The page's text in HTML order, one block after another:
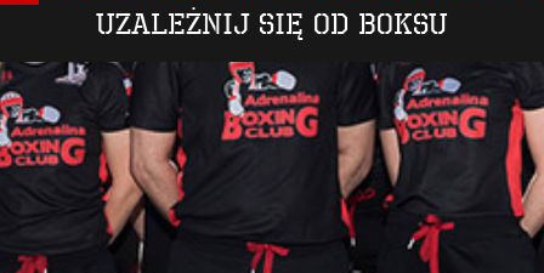
Uzależnij się od boksu